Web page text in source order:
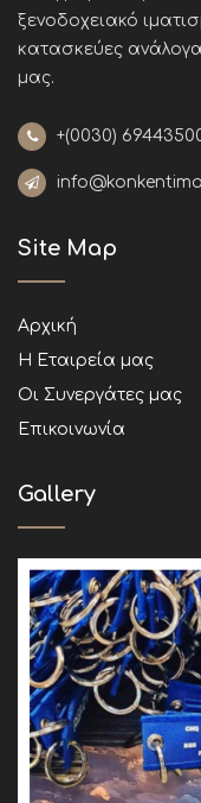
ξενοδοχειακό
κατασκεύες
μας.
+(0030)
Site Map
Αρχική
Η Εταιρεία μας
Οι Συνεργάτες μας
Επικοινωνία
Gallery